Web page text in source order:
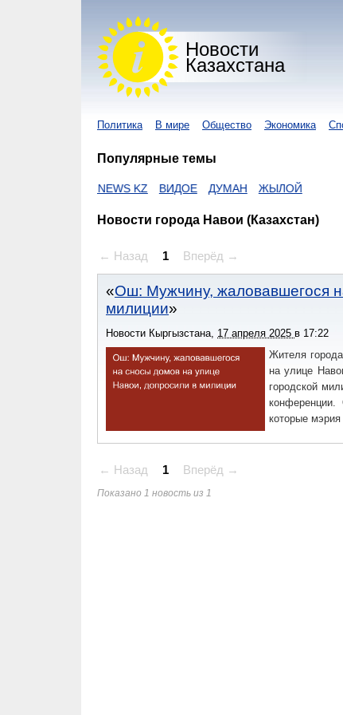
Новости
Казахстана
Политика В мире Общество Экономика
Популярные темы
I-NEWS KZ ВИДОЕ ДУМАН ЖЫЛОЙ
Новости города Навои (Казахстан)
← Назад 1 Вперёд →
Ош: Мужчину, жаловавшегося
милиции
Новости Кыргызстана, 17 апреля 2025 в 17:22
Жителя
на улице
городской
которые
← Назад 1 Вперёд →
Показано 1 новость из 1